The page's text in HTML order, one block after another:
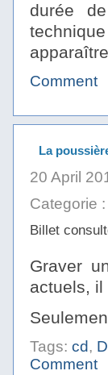
durée
Comment
La
20 April
Categorie :
Billet
Graver
actuels,
Tags: cd,
Comment